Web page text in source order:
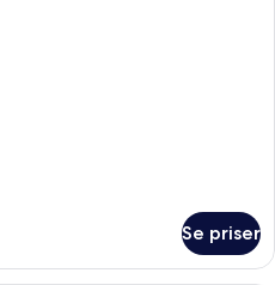
Se priser